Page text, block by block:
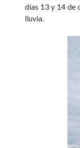
días 13 y 14 de
lluvia.